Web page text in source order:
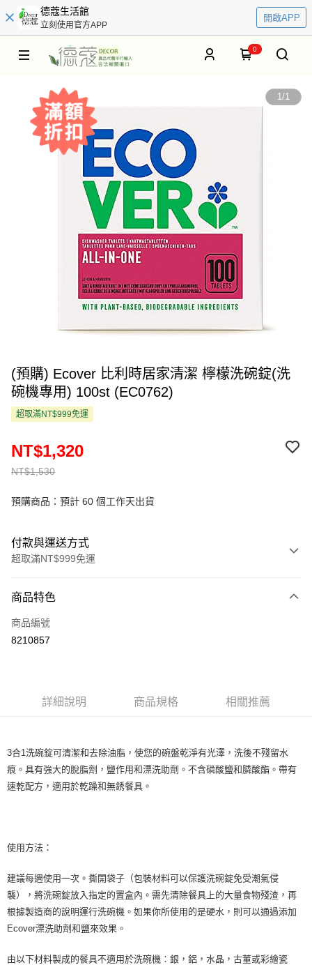
德蔻生活館
立刻使用官方APP
開啟APP
0
1/1
(預購) Ecover 比利時居家清潔 檸檬洗碗錠(洗
碗機專用) 100st (EC0762)
超取滿NT$999免運
NT$1,530
NT$1,320
預購商品：預計 60 個工作天出貨
付款與運送方式
超取滿NT$999免運
信用卡一次付款
超商取貨付款
街口支付
Google Pay
ATM付款
全家取貨付款
每筆NT$80，滿NT$999(含以上)免運費
7-11取貨付款
商品特色
商品編號
8210857
詳細說明 商品規格 相關推薦
3合1洗碗錠可清潔和去除油脂，使您的碗盤乾淨有光澤，洗後不殘留水
痕。具有強大的脫脂劑，鹽作用和漂洗助劑。不含磷酸鹽和膦酸酯。帶有
速乾配方，適用於乾躁和無銹餐具。
使用方法：
建議每週使用一次。撕開袋子（包裝材料可以保護洗碗錠免受潮氣侵
襲），將洗碗錠放入指定的置盒內。需先清除餐具上的大量食物殘渣，再
根據製造商的說明運行洗碗機。如果你所使用的是硬水，則可以通過添加
Ecover漂洗助劑和鹽來效果。
由以下材料製成的餐具不適用於洗碗機：銀，鋁，水晶，古董或彩繪瓷